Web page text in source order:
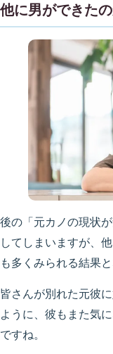
他に男ができた
後の「元カノの現状
してしまいますが、
も多くみられる結果と
皆さんが別れた元彼
ように、彼もまた気
ですね。